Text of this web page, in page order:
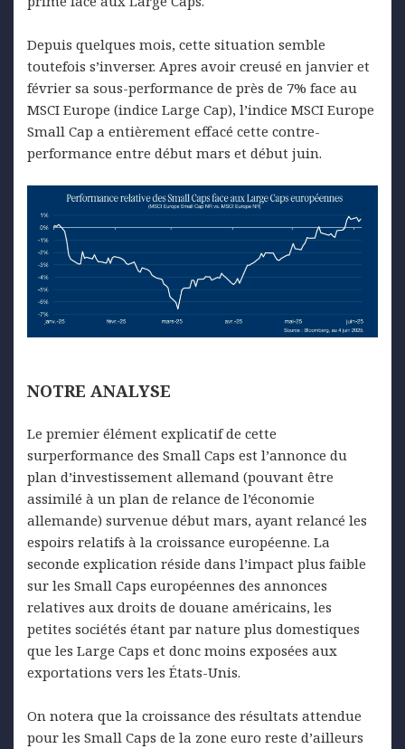
Depuis quelques mois, cette situation semble
toutefois s’inverser. Apres avoir creusé en janvier et
février sa sous-performance de près de 7% face au
MSCI Europe (indice Large Cap), l’indice MSCI Europe
Small Cap a entièrement effacé cette contre-
performance entre début mars et début juin.
NOTRE ANALYSE
Le premier élément explicatif de cette
surperformance des Small Caps est l’annonce du
plan d’investissement allemand (pouvant être
assimilé à un plan de relance de l’économie
allemande) survenue début mars, ayant relancé les
espoirs relatifs à la croissance européenne. La
seconde explication réside dans l’impact plus faible
sur les Small Caps européennes des annonces
relatives aux droits de douane américains, les
petites sociétés étant par nature plus domestiques
que les Large Caps et donc moins exposées aux
exportations vers les États-Unis.
On notera que la croissance des résultats attendue
pour les Small Caps de la zone euro reste d’ailleurs